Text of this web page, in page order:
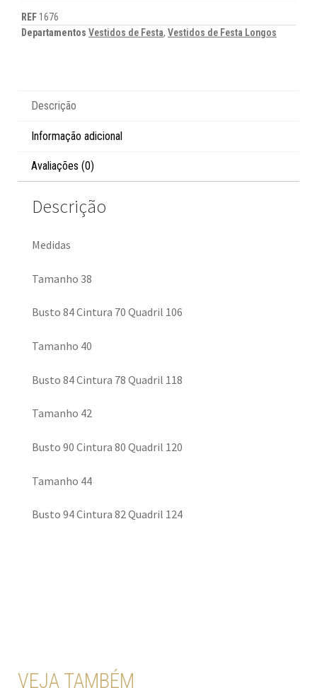
REF 1676
Departamentos Vestidos de Festa, Vestidos de Festa Longos
Descrição
Informação adicional
Avaliações (0)
Descrição
Medidas
Tamanho 38
Busto 84 Cintura 70 Quadril 106
Tamanho 40
Busto 84 Cintura 78 Quadril 118
Tamanho 42
Busto 90 Cintura 80 Quadril 120
Tamanho 44
Busto 94 Cintura 82 Quadril 124
VEJA TAMBÉM